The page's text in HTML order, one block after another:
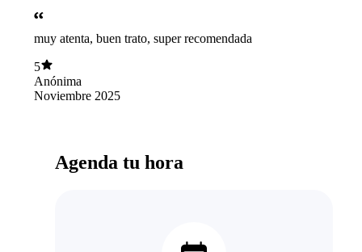
muy atenta, buen trato, super recomendada
5
Anónima
Noviembre 2025
Agenda tu hora